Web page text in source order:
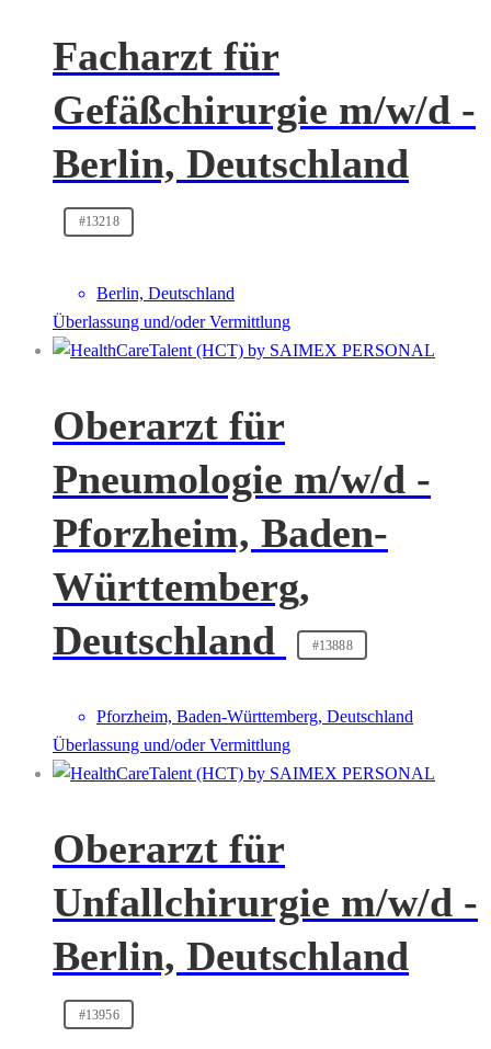
Facharzt für
Gefäßchirurgie m/w/d -
Berlin, Deutschland
#13218
Berlin, Deutschland
Überlassung und/oder Vermittlung
Oberarzt für
Pneumologie m/w/d -
Pforzheim, Baden-
Württemberg,
Deutschland
#13888
Pforzheim, Baden-Württemberg, Deutschland
Überlassung und/oder Vermittlung
Oberarzt für
Unfallchirurgie m/w/d -
Berlin, Deutschland
#13956